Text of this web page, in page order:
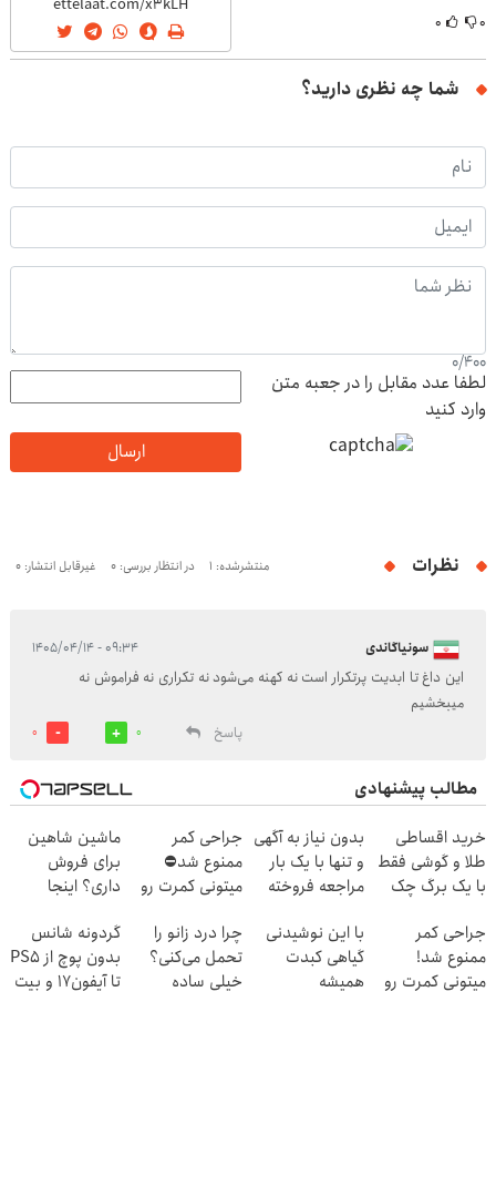
۰ ۰
شما چه نظری دارید؟
0/400
لطفا عدد مقابل را در جعبه متن
وارد کنید
ارسال
نظرات منتشرشده: 1 در انتظار بررسی: 0 غیرقابل انتشار: 0
سونیاگاندی ۰۹:۳۴ - ۱۴۰۵/۰۴/۱۴
این داغ تا ابدیت پرتکرار است نه کهنه می‌شود نه تکراری نه فراموش نه
میبخشیم
پاسخ
0
0
مطالب پیشنهادی
خرید اقساطی
طلا و گوشی فقط
با یک برگ چک
بدون نیاز به آگهی
و تنها با یک بار
مراجعه فروخته
جراحی کمر
ممنوع شد⛔
میتونی کمرت رو
کنی! 👈🏻
پرسش‌نامه
ماشین شاهین
برای فروش
داری؟ اینجا
بفروش
جراحی کمر
ممنوع شد!
میتونی کمرت رو
با این نوشیدنی
گیاهی کبدت
همیشه
چرا درد زانو را
تحمل می‌کنی؟
خیلی ساده
گردونه شانس
بدون پوچ از PS5
تا آیفون17 و بیت